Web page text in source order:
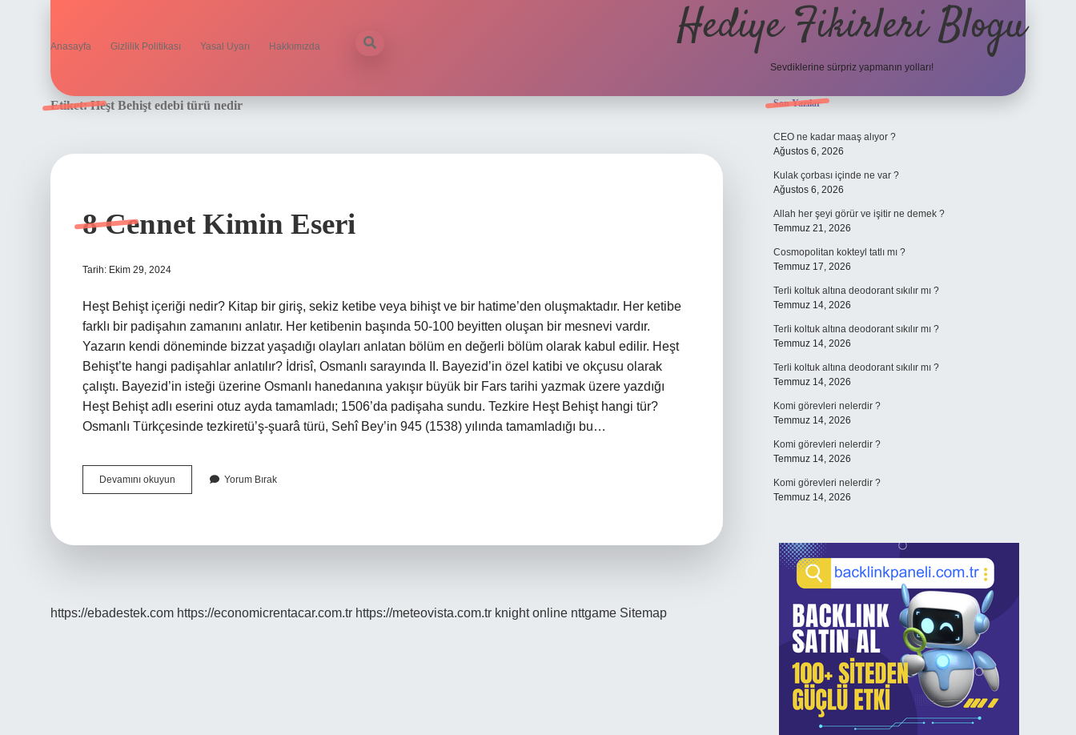
Anasayfa Gizlilik Politikası Yasal Uyarı Hakkımızda Hediye Fikirleri Blogu
Sevdiklerine sürpriz yapmanın yolları!
Etiket:Heşt Behişt edebi türü nedir
8 Cennet Kimin Eseri
Tarih: Ekim 29, 2024
Heşt Behişt içeriği nedir? Kitap bir giriş, sekiz ketibe veya bihişt ve bir hatime’den oluşmaktadır. Her ketibe
farklı bir padişahın zamanını anlatır. Her ketibenin başında 50-100 beyitten oluşan bir mesnevi vardır.
Yazarın kendi döneminde bizzat yaşadığı olayları anlatan bölüm en değerli bölüm olarak kabul edilir. Heşt
Behişt’te hangi padişahlar anlatılır? İdrisî, Osmanlı sarayında II. Bayezid’in özel katibi ve okçusu olarak
çalıştı. Bayezid’in isteği üzerine Osmanlı hanedanına yakışır büyük bir Fars tarihi yazmak üzere yazdığı
Heşt Behişt adlı eserini otuz ayda tamamladı; 1506’da padişaha sundu. Tezkire Heşt Behişt hangi tür?
Osmanlı Türkçesinde tezkiretü’ş-şuarâ türü, Sehî Bey’in 945 (1538) yılında tamamladığı bu…
Devamını okuyun
Cennet
Yorum Bırak
https://ebadestek.com https://economicrentacar.com.tr https://meteovista.com.tr knight online nttgame Sitemap
Sidebar
Son Yazılar
CEO ne kadar maaş alıyor ?
Ağustos 6, 2026
Kulak çorbası içinde ne var ?
Ağustos 6, 2026
Allah her şeyi görür ve işitir ne demek ?
Temmuz 21, 2026
Cosmopolitan kokteyl tatlı mı ?
Temmuz 17, 2026
Terli koltuk altına deodorant sıkılır mı ?
Temmuz 14, 2026
Terli koltuk altına deodorant sıkılır mı ?
Temmuz 14, 2026
Terli koltuk altına deodorant sıkılır mı ?
Temmuz 14, 2026
Komi görevleri nelerdir ?
Temmuz 14, 2026
Komi görevleri nelerdir ?
Temmuz 14, 2026
Komi görevleri nelerdir ?
Temmuz 14, 2026